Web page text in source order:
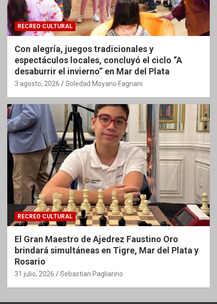
RECREO CULTURAL
Con alegría, juegos tradicionales y
espectáculos locales, concluyó el ciclo “A
desaburrir el invierno” en Mar del Plata
3 agosto, 2026 Soledad Moyano Fagnani
RECREO CULTURAL
El Gran Maestro de Ajedrez Faustino Oro
brindará simultáneas en Tigre, Mar del Plata y
Rosario
31 julio, 2026 Sebastian Pagliarino